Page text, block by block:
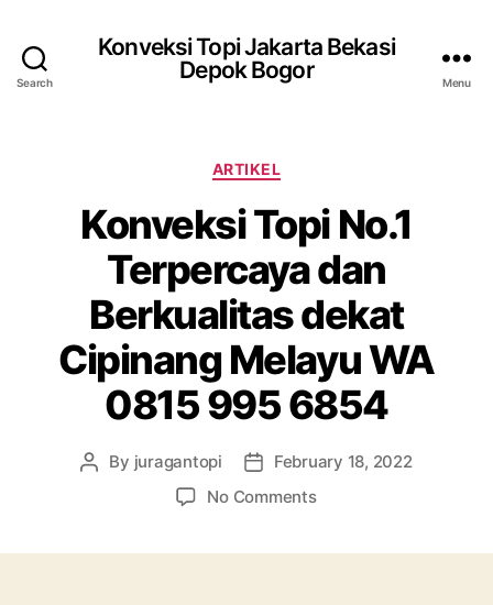
Search
Konveksi Topi Jakarta Bekasi
Depok Bogor
Menu
Categories
ARTIKEL
Konveksi Topi No.1
Terpercaya dan
Berkualitas dekat
Cipinang Melayu WA
0815 995 6854
Post
By juragantopi
PostFebruary 18, 2022
No Commentson